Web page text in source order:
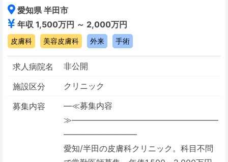
愛知県 半田市
年収 1,500万円 ～ 2,000万円
皮膚科 美容皮膚科 外来 手術
求人病院名
非公開
施設区分
クリニック
募集内容
―≪募集内容
≫――――――――――――――――――
―――――――――
愛知/半田の皮膚科クリニック。科目不問